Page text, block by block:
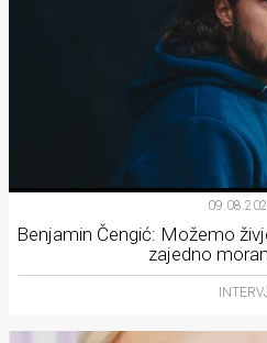
Benjamin Čengić: Možemo
zajedno